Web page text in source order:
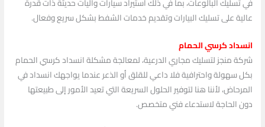
في تسليك البالوعات، بما في ذلك استيراد سيارات وآليات حديثة ذات قدرة
عالية على تسليك البيارات وتقديم خدمات الشفط بشكل سريع وفعال.
انسداد كرسي الحمام
شركة منجز لتسليك مجاري الدرعية، لمعالجة مشكلة انسداد كرسي الحمام
بكل سهولة واحترافية فلا داعي للقلق أو الذعر عندما يواجهك انسداد في
المرحاض، لأننا هنا لتوفير الحلول السريعة التي تعيد الأمور إلى طبيعتها
دون الحاجة لاستدعاء فني متخصص.